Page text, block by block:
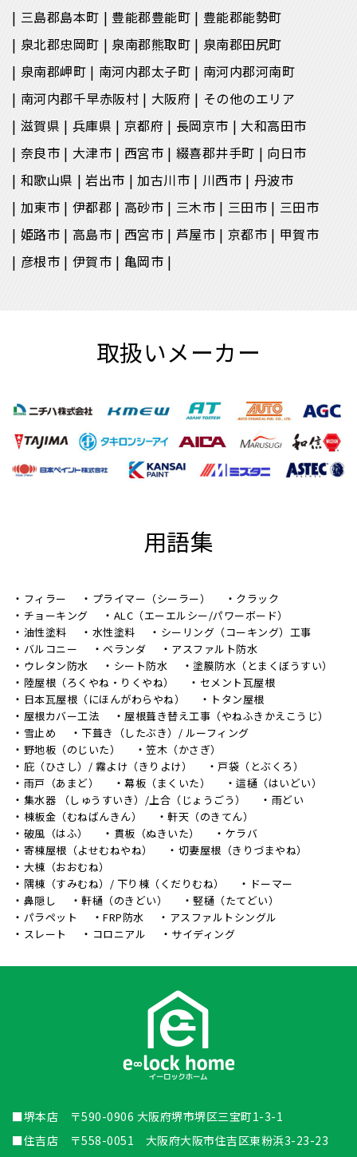
三島郡島本町
豊能郡豊能町
豊能郡能勢町
泉北郡忠岡町
泉南郡熊取町
泉南郡田尻町
泉南郡岬町
南河内郡太子町
南河内郡河南町
南河内郡千早赤阪村
大阪府
その他のエリア
滋賀県
兵庫県 京都府 長岡京市
大和高田市
奈良市
大津市 西宮市 綴喜郡井手町
向日市
和歌山県
岩出市 加古川市 川西市
丹波市
加東市
伊都郡 高砂市 三木市 三田市
三田市
姫路市
高島市 西宮市 芦屋市 京都市
甲賀市
彦根市
伊賀市 亀岡市
取扱いメーカー
用語集
フィラー プライマー（シーラー）
クラック
チョーキング
ALC（エーエルシー/パワーボード）
油性塗料
水性塗料
シーリング（コーキング）工事
バルコニー
ベランダ
アスファルト防水
ウレタン防水
シート防水
塗膜防水（とまくぼうすい）
陸屋根（ろくやね・りくやね）
セメント瓦屋根
日本瓦屋根（にほんがわらやね）
トタン屋根
屋根カバー工法
屋根葺き替え工事（やねふきかえこうじ）
雪止め
下葺き（したぶき）/ ルーフィング
野地板（のじいた）
笠木（かさぎ）
庇（ひさし）/ 霧よけ（きりよけ）
戸袋（とぶくろ）
雨戸（あまど）
幕板（まくいた）
這樋（はいどい）
集水器 （しゅうすいき）/上合（じょうごう）
雨どい
棟板金（むねばんきん）
軒天（のきてん）
破風（はふ）
貫板（ぬきいた）
ケラバ
寄棟屋根（よせむねやね）
切妻屋根（きりづまやね）
大棟（おおむね）
隅棟（すみむね）/ 下り棟（くだりむね）
ドーマー
鼻隠し
軒樋（のきどい）
竪樋（たてどい）
パラペット
FRP防水
アスファルトシングル
スレート
コロニアル サイディング
■堺本店 〒590-0906 大阪府堺市堺区三宝町1-3-1
■住吉店 〒558-0051 大阪府大阪市住吉区東粉浜3-23-23